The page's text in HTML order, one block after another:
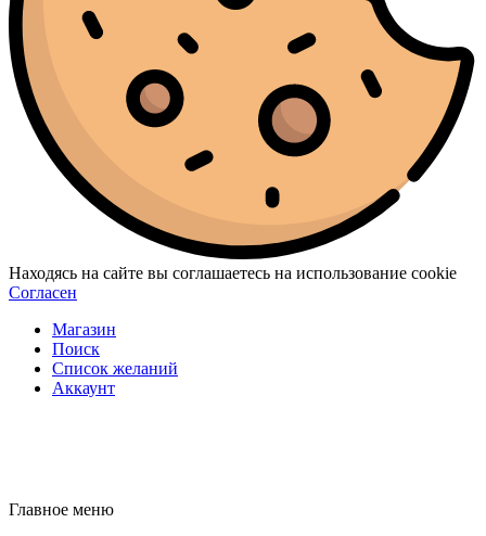
Находясь на сайте вы соглашаетесь на использование cookie
Согласен
Магазин
Поиск
Список желаний
Аккаунт
Главное меню